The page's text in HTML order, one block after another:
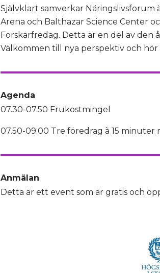
Självklart samverkar Näringslivsforum
Arena och Balthazar Science Center
Forskarfredag. Detta är en del av den
Välkommen till nya perspektiv och
Agenda
07.30-07.50 Frukostmingel
07.50-09.00 Tre föredrag à 15
Anmälan
Detta är ett event som är gratis och